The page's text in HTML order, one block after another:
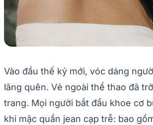
Vào đầu thế kỷ mới, vóc dáng
lãng quên. Vẻ ngoài thể thao đã
trang. Mọi người bắt đầu khoe cơ
khi mặc quần jean cạp trễ: bao